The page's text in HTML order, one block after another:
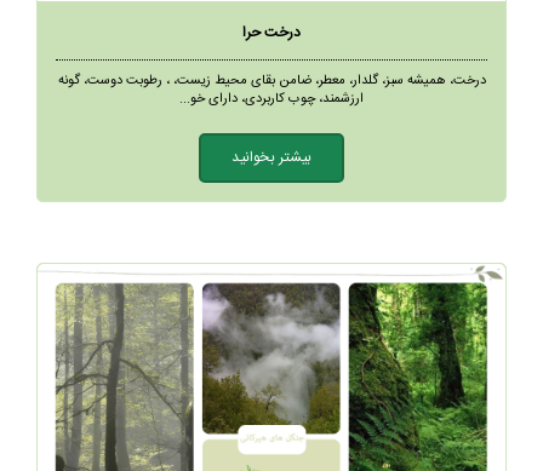
درخت حرا
درخت، همیشه سبز، گلدار، معطر، ضامن بقای محیط زیست، ، رطوبت دوست، گونه
ارزشمند، چوب کاربردی، دارای خو...
بیشتر بخوانید